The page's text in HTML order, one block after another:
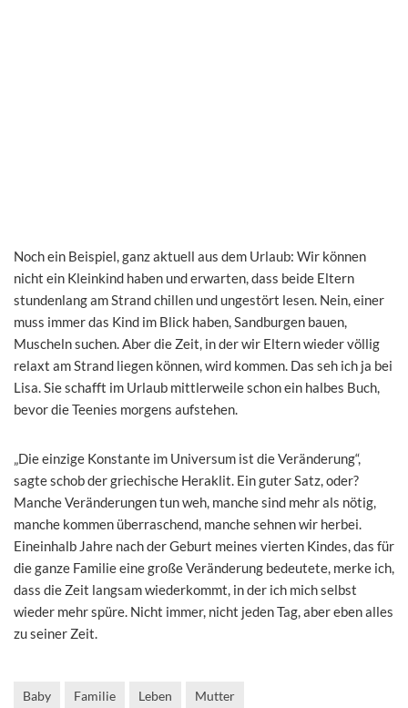
Noch ein Beispiel, ganz aktuell aus dem Urlaub: Wir können
nicht ein Kleinkind haben und erwarten, dass beide Eltern
stundenlang am Strand chillen und ungestört lesen. Nein, einer
muss immer das Kind im Blick haben, Sandburgen bauen,
Muscheln suchen. Aber die Zeit, in der wir Eltern wieder völlig
relaxt am Strand liegen können, wird kommen. Das seh ich ja bei
Lisa. Sie schafft im Urlaub mittlerweile schon ein halbes Buch,
bevor die Teenies morgens aufstehen.
„Die einzige Konstante im Universum ist die Veränderung“,
sagte schob der griechische Heraklit. Ein guter Satz, oder?
Manche Veränderungen tun weh, manche sind mehr als nötig,
manche kommen überraschend, manche sehnen wir herbei.
Eineinhalb Jahre nach der Geburt meines vierten Kindes, das für
die ganze Familie eine große Veränderung bedeutete, merke ich,
dass die Zeit langsam wiederkommt, in der ich mich selbst
wieder mehr spüre. Nicht immer, nicht jeden Tag, aber eben alles
zu seiner Zeit.
Baby Familie Leben Mutter